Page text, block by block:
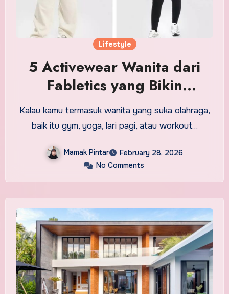
Lifestyle
5 Activewear Wanita dari
Fabletics yang Bikin
Workout Makin Percaya Diri
Kalau kamu termasuk wanita yang suka olahraga,
baik itu gym, yoga, lari pagi, atau workout…
Mamak Pintar
February 28, 2026
No Comments